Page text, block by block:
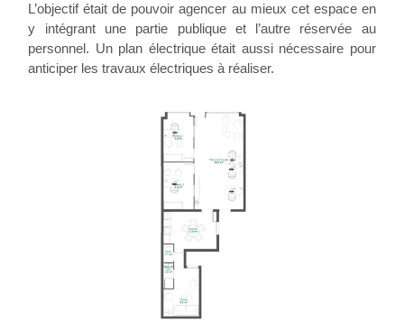
L’objectif était de pouvoir agencer au mieux cet espace en
y intégrant une partie publique et l’autre réservée au
personnel. Un plan électrique était aussi nécessaire pour
anticiper les travaux électriques à réaliser.